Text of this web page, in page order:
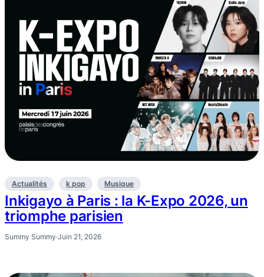
Actualités k pop Musique
Inkigayo à Paris : la K-Expo 2026, un
triomphe parisien
Summy Summy·Juin 21, 2026